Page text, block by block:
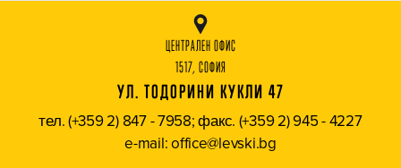
ЦЕНТРАЛЕН ОФИС
1517, СОФИЯ
УЛ. ТОДОРИНИ КУКЛИ 47
тел. (+359 2) 847 - 7958; факс. (+359 2) 945 - 4227
e-mail: office@levski.bg